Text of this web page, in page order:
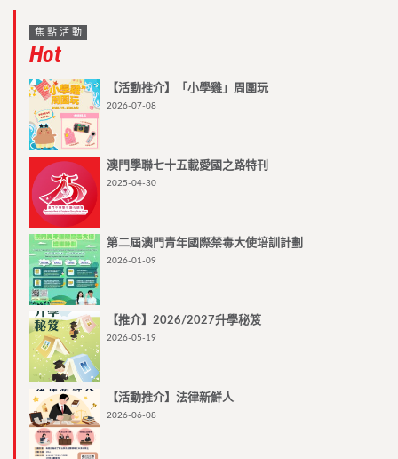
焦點活動
Hot
【活動推介】「小學雞」周圍玩
2026-07-08
澳門學聯七十五載愛國之路特刊
2025-04-30
第二屆澳門青年國際禁毒大使培訓計劃
2026-01-09
【推介】2026/2027升學秘笈
2026-05-19
【活動推介】法律新鮮人
2026-06-08